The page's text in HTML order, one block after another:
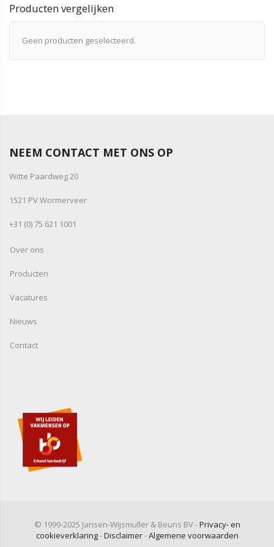
Producten vergelijken
Geen producten geselecteerd.
NEEM CONTACT MET ONS OP
Witte Paardweg 20
1521 PV Wormerveer
+31 (0) 75 621 1001
Over ons
Producten
Vacatures
Nieuws
Contact
© 1999-2025 Jansen-Wijsmuller & Beuns BV -Privacy- en
cookieverklaring-Disclaimer-Algemene voorwaarden